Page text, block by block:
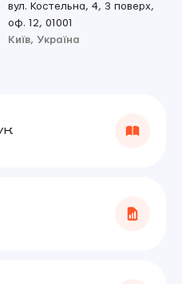
вул. Костельна, 4, 3 поверх,
оф. 12, 01001
Київ, Україна